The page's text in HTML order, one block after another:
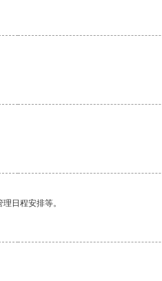
日程安排等。